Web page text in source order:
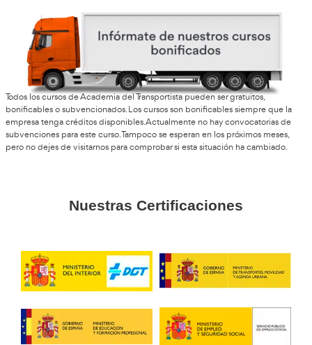
Profesor de Autoescuela
Palencia
Soledad, de Palencia
Los profes y compañeros en AT Academia del
curso sea súper llevadero. Si te da miedo la teoría,
muy bien guiado y te apoyan siempre.
Me apunté por curiosidad y ahora doy clases cada día. Es
Aurora, G.G.
Si buscas un cambio profesional rápido y con futuro, este
pasada. Yo lo pude compaginar con mi trabajo sin